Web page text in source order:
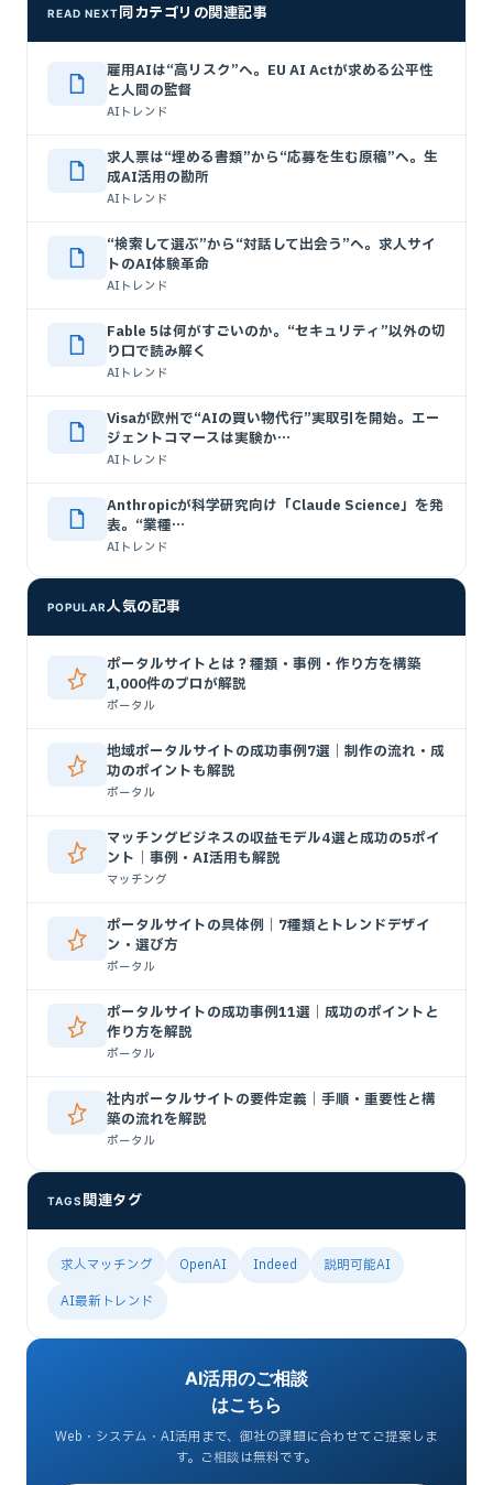
READ NEXT同カテゴリの関連記事
雇用AIは“高リスク”へ。EU AI Actが求める公平性
と人間の監督
AIトレンド
求人票は“埋める書類”から“応募を生む原稿”へ。生
成AI活用の勘所
AIトレンド
“検索して選ぶ”から“対話して出会う”へ。求人サイ
トのAI体験革命
AIトレンド
Fable 5は何がすごいのか。“セキュリティ”以外の切
り口で読み解く
AIトレンド
Visaが欧州で“AIの買い物代行”実取引を開始。エー
ジェントコマースは実験か…
AIトレンド
Anthropicが科学研究向け「Claude Science」を発
表。“業種…
AIトレンド
POPULAR人気の記事
ポータルサイトとは？種類・事例・作り方を構築
1,000件のプロが解説
ポータル
地域ポータルサイトの成功事例7選｜制作の流れ・成
功のポイントも解説
ポータル
マッチングビジネスの収益モデル4選と成功の5ポイ
ント｜事例・AI活用も解説
マッチング
ポータルサイトの具体例｜7種類とトレンドデザイ
ン・選び方
ポータル
ポータルサイトの成功事例11選｜成功のポイントと
作り方を解説
ポータル
社内ポータルサイトの要件定義｜手順・重要性と構
築の流れを解説
ポータル
TAGS 関連タグ
求人マッチング OpenAI Indeed
説明可能AI
AI最新トレンド
AI活用のご相談
はこちら
Web・システム・AI活用まで、御社の課題に合わせてご提案しま
す。ご相談は無料です。